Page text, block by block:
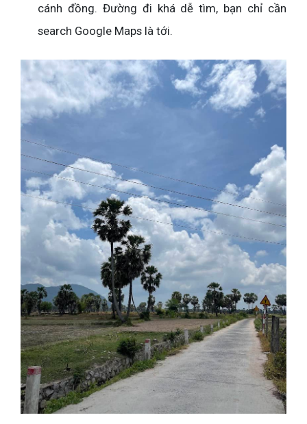
cánh đồng. Đường đi khá dễ tìm, bạn chỉ cần
search Google Maps là tới.